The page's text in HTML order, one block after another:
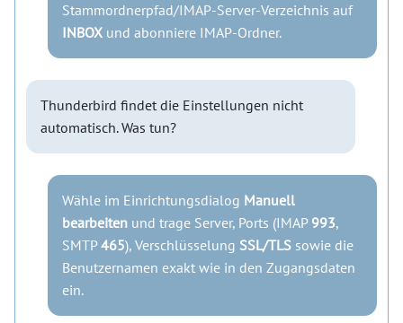
Stammordnerpfad/IMAP-Server-Verzeichnis auf
INBOX und abonniere IMAP-Ordner.
Thunderbird findet die Einstellungen nicht
automatisch. Was tun?
Wähle im Einrichtungsdialog Manuell
bearbeiten und trage Server, Ports (IMAP 993,
SMTP465), Verschlüsselung SSL/TLS sowie die
Benutzernamen exakt wie in den Zugangsdaten
ein.